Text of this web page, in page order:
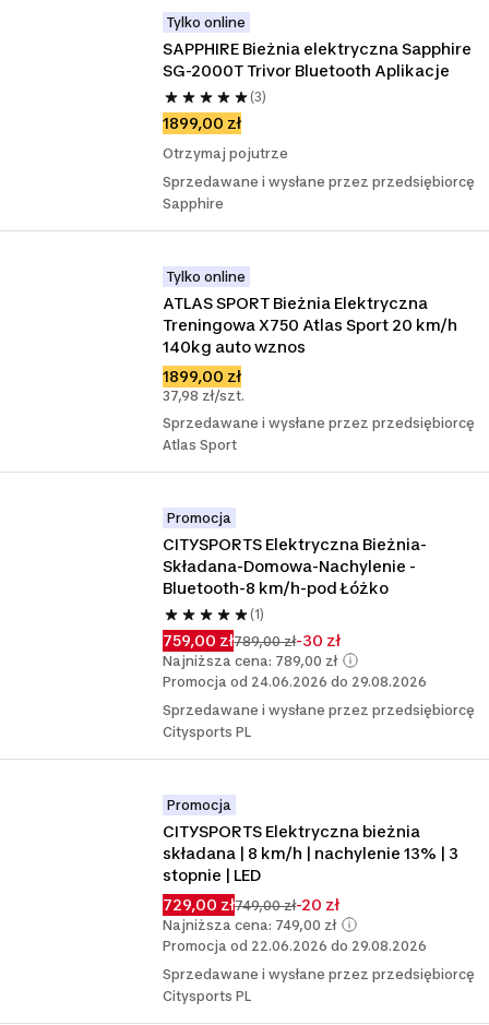
Tylko online
SAPPHIRE Bieżnia elektryczna Sapphire
SG-2000T Trivor Bluetooth Aplikacje
(3)
1899,00 zł
Otrzymaj pojutrze
Sprzedawane i wysłane przez przedsiębiorcę
Sapphire
Tylko online
ATLAS SPORT Bieżnia Elektryczna
Treningowa X750 Atlas Sport 20 km/h
140kg auto wznos
1899,00 zł
37,98 zł/szt.
Sprzedawane i wysłane przez przedsiębiorcę
Atlas Sport
Promocja
CITYSPORTS Elektryczna Bieżnia-
Składana-Domowa-Nachylenie -
Bluetooth-8 km/h-pod Łóżko
(1)
759,00 zł789,00 zł-30 zł
Najniższa cena: 789,00 zł
Promocja od 24.06.2026 do 29.08.2026
Sprzedawane i wysłane przez przedsiębiorcę
Citysports PL
Promocja
CITYSPORTS Elektryczna bieżnia
składana | 8 km/h | nachylenie 13% | 3
stopnie | LED
729,00 zł749,00 zł-20 zł
Najniższa cena: 749,00 zł
Promocja od 22.06.2026 do 29.08.2026
Sprzedawane i wysłane przez przedsiębiorcę
Citysports PL